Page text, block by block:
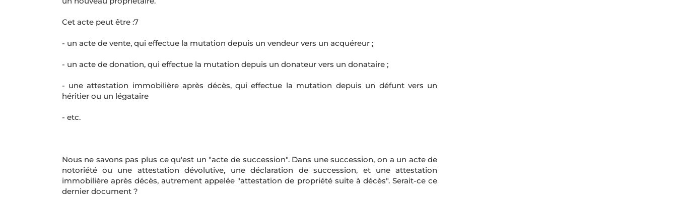
Cet acte peut être :7
- un acte de vente, qui effectue la mutation depuis un vendeur vers un acquéreur ;
- un acte de donation, qui effectue la mutation depuis un donateur vers un donataire ;
- une attestation immobilière après décès, qui effectue la mutation depuis un défunt vers un
héritier ou un légataire
- etc.
Nous ne savons pas plus ce qu'est un "acte de succession". Dans une succession, on a un acte de
notoriété ou une attestation dévolutive, une déclaration de succession, et une attestation
immobilière après décès, autrement appelée "attestation de propriété suite à décès". Serait-ce ce
dernier document ?